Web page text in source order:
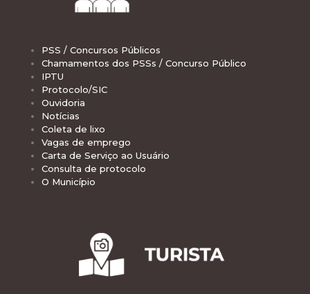
PSS / Concursos Públicos
Chamamentos dos PSSs / Concurso Público
IPTU
Protocolo/SIC
Ouvidoria
Notícias
Coleta de lixo
Vagas de emprego
Carta de Serviço ao Usuário
Consulta de protocolo
O Município